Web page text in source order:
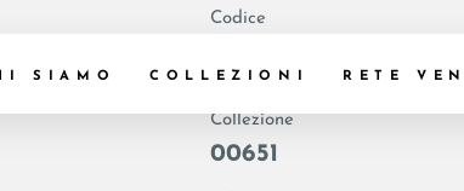
SIAMO COLLEZIONI RETE
Codice
Collezione
00651